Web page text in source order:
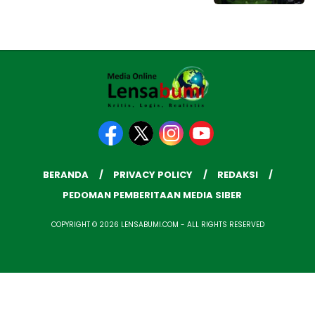
BERANDA PRIVACY POLICY
REDAKSI
PEDOMAN PEMBERITAAN MEDIA SIBER
COPYRIGHT © 2026 LENSABUMI.COM - ALL RIGHTS RESERVED